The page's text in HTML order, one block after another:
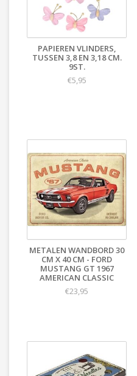
PAPIEREN VLINDERS,
TUSSEN 3,8 EN 3,18 CM.
9ST.
€5,95
METALEN WANDBORD 30
CM X 40 CM - FORD
MUSTANG GT 1967
AMERICAN CLASSIC
€23,95